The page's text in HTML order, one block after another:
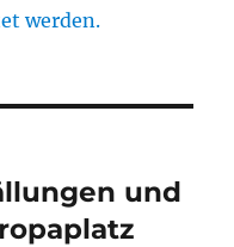
werden.
und